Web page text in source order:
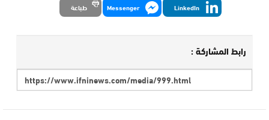
LinkedIn
Messenger طباعة
رابط المشاركة :